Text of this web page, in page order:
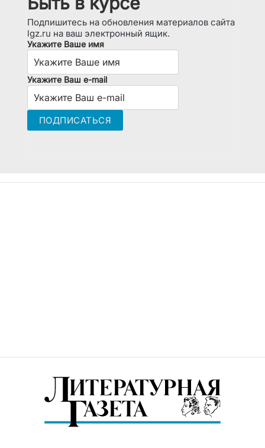
Подпишитесь на обновления материалов сайта
lgz.ru на ваш электронный ящик.
Укажите Ваше имя
Укажите Ваш e-mail